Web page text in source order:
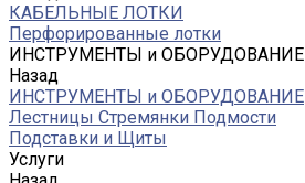
КАБЕЛЬНЫЕ ЛОТКИ
Перфорированные лотки
ИНСТРУМЕНТЫ и ОБОРУДОВАНИЕ
Назад
ИНСТРУМЕНТЫ и ОБОРУДОВАНИЕ
Лестницы Стремянки Подмости
Подставки и Щиты
Услуги